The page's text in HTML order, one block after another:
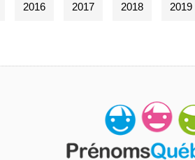
2016 2017 2018 2019